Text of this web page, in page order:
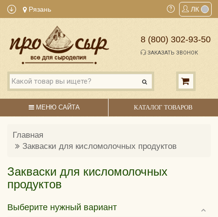
Рязань ЛК
8 (800) 302-93-50
ЗАКАЗАТЬ ЗВОНОК
МЕНЮ САЙТА КАТАЛОГ ТОВАРОВ
Главная
Закваски для кисломолочных продуктов
Закваски для кисломолочных
продуктов
Выберите нужный вариант